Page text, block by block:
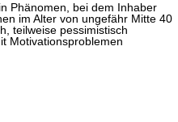
Phänomen, bei dem Inhaber
im Alter von ungefähr Mitte 40
teilweise pessimistisch
Motivationsproblemen